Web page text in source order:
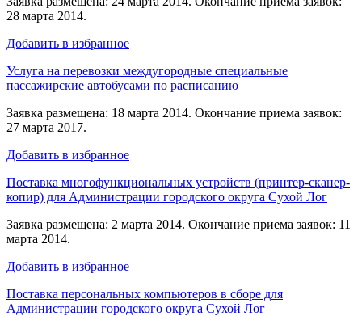
28 марта 2014.
Добавить в избранное
Услуга на перевозки междугородные специальные
пассажирские автобусами по расписанию
Заявка размещена: 18 марта 2014. Окончание приема заявок:
27 марта 2017.
Добавить в избранное
Поставка многофункциональных устройств (принтер-сканер-
копир) для Администрации городского округа Сухой Лог
Заявка размещена: 2 марта 2014. Окончание приема заявок: 11
марта 2014.
Добавить в избранное
Поставка персональных компьютеров в сборе для
Администрации городского округа Сухой Лог